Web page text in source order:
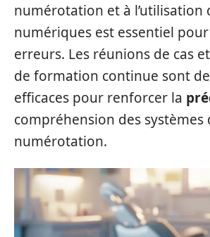
numérotation et à l’utilisation
numériques est essentiel
erreurs. Les réunions de cas
de formation continue sont
efficaces pour renforcer la
compréhension des systèmes
numérotation.